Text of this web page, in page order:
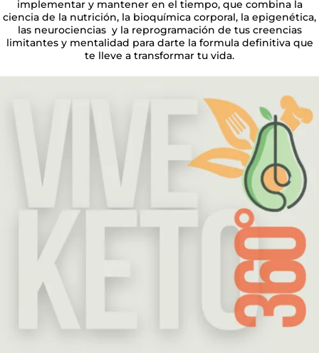
implementar y mantener en el tiempo, que combina la
ciencia de la nutrición, la bioquímica corporal, la epigenética,
las neurociencias y la reprogramación de tus creencias
limitantes y mentalidad para darte la formula definitiva que
te lleve a transformar tu vida.